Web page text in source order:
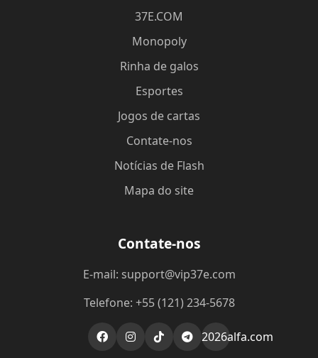
37E.COM
Monopoly
Rinha de galos
Esportes
Jogos de cartas
Contate-nos
Notícias de Flash
Mapa do site
Contate-nos
E-mail: support@vip37e.com
Telefone: +55 (121) 234-5678
2026alfa.com